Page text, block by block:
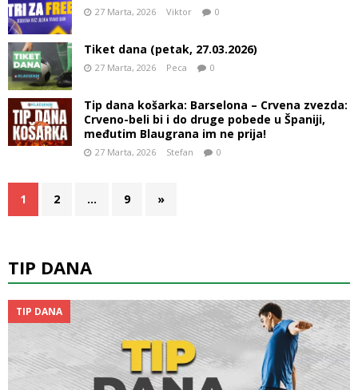
27 Marta, 2026 Viktor 0
Tiket dana (petak, 27.03.2026)
27 Marta, 2026 Peca 0
Tip dana košarka: Barselona – Crvena zvezda:
Crveno-beli bi i do druge pobede u Španiji,
međutim Blaugrana im ne prija!
27 Marta, 2026 Stefan 0
1 2 … 9 »
TIP DANA
TIP DANA